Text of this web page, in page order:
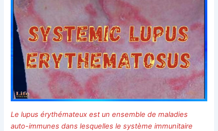
Le lupus érythémateux est un ensemble de maladies
auto-immunes dans lesquelles le système immunitaire